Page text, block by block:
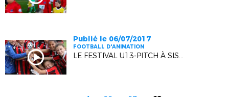
Publié le 06/07/2017
FOOTBALL D'ANIMATION
LE FESTIVAL U13-PITCH À SISTERON